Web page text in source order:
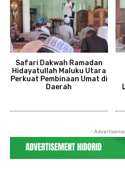
Safari Dakwah Ramadan
Hidayatullah Maluku Utara
Perkuat Pembinaan Umat di
Daerah
-